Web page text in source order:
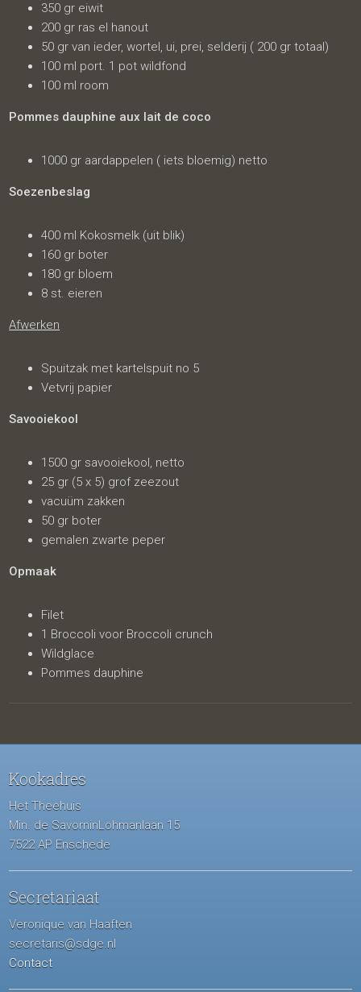
350 gr eiwit
200 gr ras el hanout
50 gr van ieder, wortel, ui, prei, selderij ( 200 gr totaal)
100 ml port. 1 pot wildfond
100 ml room
Pommes dauphine aux lait de coco
1000 gr aardappelen ( iets bloemig) netto
Soezenbeslag
400 ml Kokosmelk (uit blik)
160 gr boter
180 gr bloem
8 st. eieren
Afwerken
Spuitzak met kartelspuit no 5
Vetvrij papier
Savooiekool
1500 gr savooiekool, netto
25 gr (5 x 5) grof zeezout
vacuüm zakken
50 gr boter
gemalen zwarte peper
Opmaak
Filet
1 Broccoli voor Broccoli crunch
Wildglace
Pommes dauphine
Kookadres
Het Theehuis
Min. de SavorninLohmanlaan 15
7522 AP Enschede
Secretariaat
Veronique van Haaften
secretaris@sdge.nl
Contact